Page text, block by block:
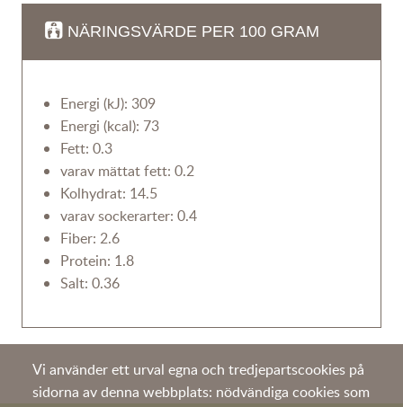
NÄRINGSVÄRDE PER 100 GRAM
Energi (kJ): 309
Energi (kcal): 73
Fett: 0.3
varav mättat fett: 0.2
Kolhydrat: 14.5
varav sockerarter: 0.4
Fiber: 2.6
Protein: 1.8
Salt: 0.36
Vi använder ett urval egna och tredjepartscookies på
sidorna av denna webbplats: nödvändiga cookies som